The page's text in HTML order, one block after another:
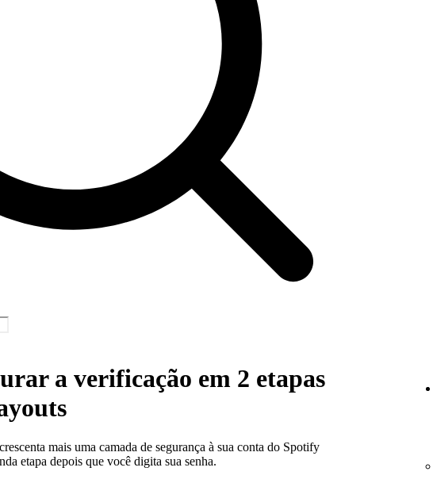
a verificação em 2 etapas
mais uma camada de segurança à sua conta do Spotify
etapa depois que você digita sua senha.